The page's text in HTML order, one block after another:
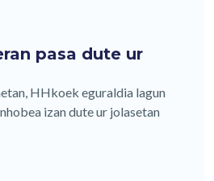
pasa dute ur
HHkoek eguraldia lagun
izan dute ur jolasetan